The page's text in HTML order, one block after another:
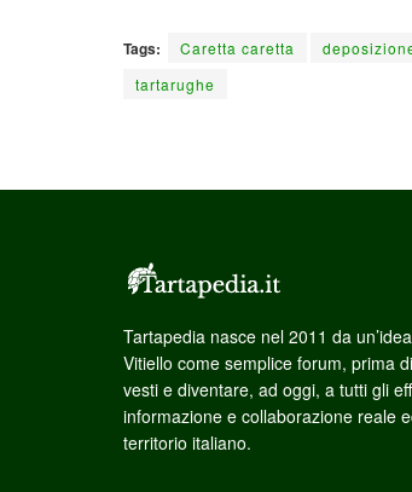
Tags: Caretta caretta
tartarughe
Tartapedia nasce nel 2011 da
Vitiello come semplice forum, prima
vesti e diventare, ad oggi, a tutti gli
informazione e collaborazione reale
territorio italiano.